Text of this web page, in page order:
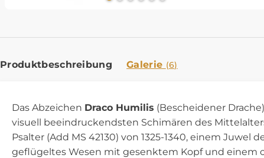
Produktbeschreibung Galerie (6)
Das Abzeichen Draco Humilis (Bescheidener
visuell beeindruckendsten Schimären des
Psalter (Add MS 42130) von 1325-1340, einem
geflügeltes Wesen mit gesenktem Kopf und einem